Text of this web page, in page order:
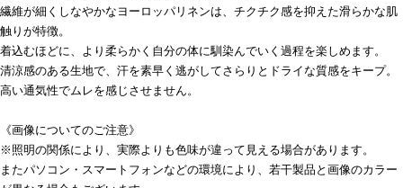
繊維が細くしなやかなヨーロッパリネンは、チクチク感を抑えた滑らかな肌
触りが特徴。
着込むほどに、より柔らかく自分の体に馴染んでいく過程を楽しめます。
清涼感のある生地で、汗を素早く逃がしてさらりとドライな質感をキープ。
高い通気性でムレを感じさせません。
《画像についてのご注意》
※照明の関係により、実際よりも色味が違って見える場合があります。
またパソコン・スマートフォンなどの環境により、若干製品と画像のカラー